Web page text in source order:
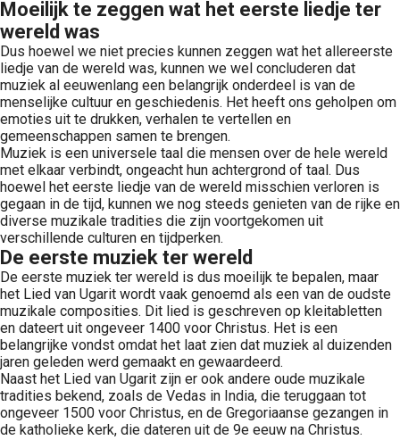
Moeilijk te zeggen wat het eerste liedje ter
wereld was
Dus hoewel we niet precies kunnen zeggen wat het allereerste
liedje van de wereld was, kunnen we wel concluderen dat
muziek al eeuwenlang een belangrijk onderdeel is van de
menselijke cultuur en geschiedenis. Het heeft ons geholpen om
emoties uit te drukken, verhalen te vertellen en
gemeenschappen samen te brengen.
Muziek is een universele taal die mensen over de hele wereld
met elkaar verbindt, ongeacht hun achtergrond of taal. Dus
hoewel het eerste liedje van de wereld misschien verloren is
gegaan in de tijd, kunnen we nog steeds genieten van de rijke en
diverse muzikale tradities die zijn voortgekomen uit
verschillende culturen en tijdperken.
De eerste muziek ter wereld
De eerste muziek ter wereld is dus moeilijk te bepalen, maar
het Lied van Ugarit wordt vaak genoemd als een van de oudste
muzikale composities. Dit lied is geschreven op kleitabletten
en dateert uit ongeveer 1400 voor Christus. Het is een
belangrijke vondst omdat het laat zien dat muziek al duizenden
jaren geleden werd gemaakt en gewaardeerd.
Naast het Lied van Ugarit zijn er ook andere oude muzikale
tradities bekend, zoals de Vedas in India, die teruggaan tot
ongeveer 1500 voor Christus, en de Gregoriaanse gezangen in
de katholieke kerk, die dateren uit de 9e eeuw na Christus.